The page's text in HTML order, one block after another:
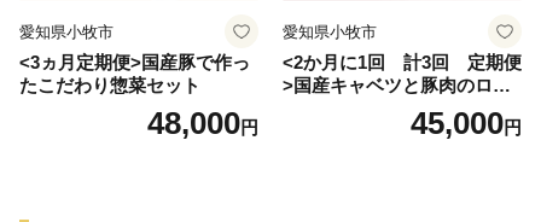
愛知県小牧市
<3ヵ月定期便>国産豚で作っ
たこだわり惣菜セット
48,000円
愛知県小牧市
<2か月に1回 計3回 定期便
>国産キャベツと豚肉のロー
ルキャベツ（6P入り）
45,000円